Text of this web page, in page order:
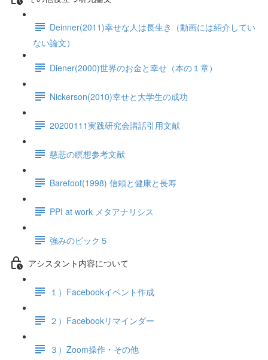
Deinner(2011)幸せな人は長生き（動画には紹介してい
ない論文）
Diener(2000)世界のお金と幸せ（本の１章）
Nickerson(2010)幸せと大学生の成功
20200111実践研究会講話引用文献
慈悲の瞑想参考文献
Barefoot(1998) 信頼と健康と長寿
PPI at work メタアナリシス
強みのビック５
アシスタント内容について
１）Facebookイベント作成
２）Facebookリマインダー
３）Zoom操作・その他